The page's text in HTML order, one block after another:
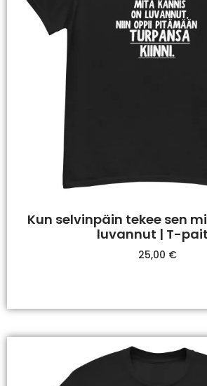
Kun selvinpäin tekee sen
luvannut | T-
25,00 €